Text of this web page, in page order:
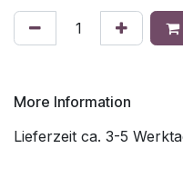
More Information
Lieferzeit ca. 3-5